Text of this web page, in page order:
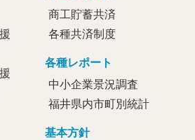
商工貯蓄共済
各種共済制度
各種レポート
中小企業景況調査
福井県内市町別統計
基本方針